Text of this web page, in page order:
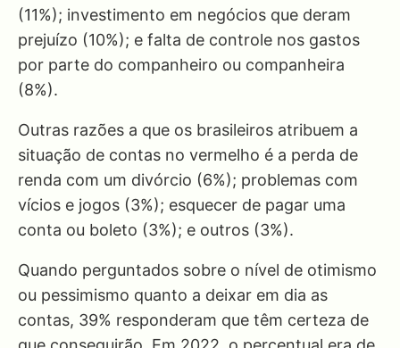
(11%); investimento em negócios que deram
prejuízo (10%); e falta de controle nos gastos
por parte do companheiro ou companheira
(8%).
Outras razões a que os brasileiros atribuem a
situação de contas no vermelho é a perda de
renda com um divórcio (6%); problemas com
vícios e jogos (3%); esquecer de pagar uma
conta ou boleto (3%); e outros (3%).
Quando perguntados sobre o nível de otimismo
ou pessimismo quanto a deixar em dia as
contas, 39% responderam que têm certeza de